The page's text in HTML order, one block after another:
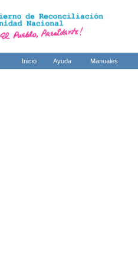
Inicio Ayuda Manuales